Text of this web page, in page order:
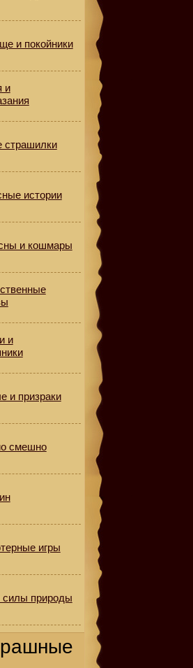
и покойники
и
страшилки
истории
и кошмары
и
и призраки
смешно
игры
силы природы